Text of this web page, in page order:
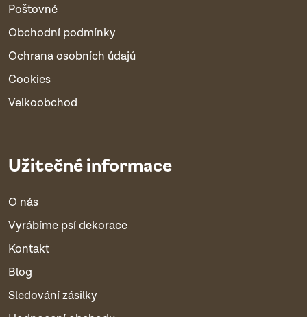
Poštovné
Obchodní podmínky
Ochrana osobních údajů
Cookies
Velkoobchod
Užitečné informace
O nás
Vyrábíme psí dekorace
Kontakt
Blog
Sledování zásilky